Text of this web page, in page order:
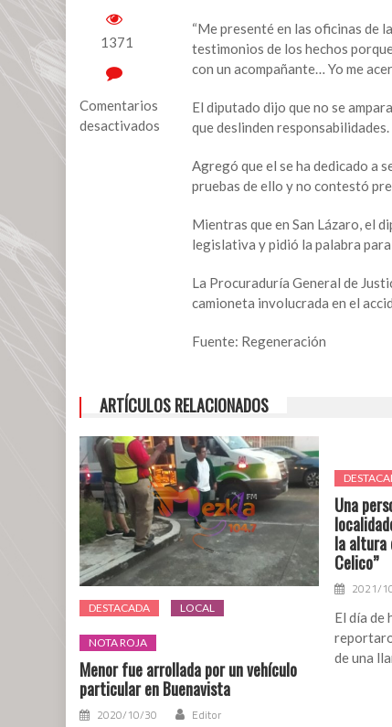
1371
Comentarios
desactivados
“Me presenté en las oficinas de
testimonios de los hechos
con un acompañante… Yo me
El diputado dijo que no se
que deslinden responsabilidades.
Agregó que el se ha dedicado a
pruebas de ello y no contestó
Mientras que en San Lázaro, el
legislativa y pidió la palabra
La Procuraduría General de
camioneta involucrada en el
Fuente: Regeneración
ARTÍCULOS RELACIONADOS
DESTACADA LOCAL
NOTA ROJA
Menor fue arrollada por un vehículo
particular en Buenavista
2020/10/30 Editor
Una
la altura
Celico”
2021/
El día de
de una